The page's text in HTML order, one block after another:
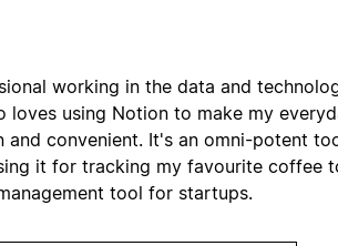
working in the data and
loves using Notion to make my
and convenient. It's an omni-potent
it for tracking my favourite coffee
tool for startups.